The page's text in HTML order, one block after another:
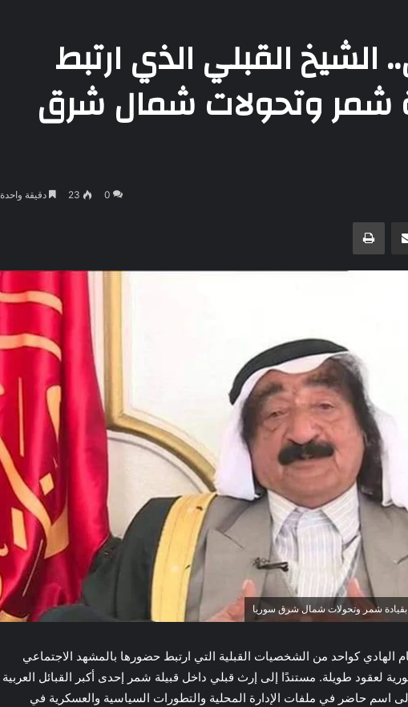
الشيخ القبلي الذي ارتبط
شمر وتحولات شمال شرق
0
23 دقيقة واحدة
مشاركة عبر البريد طباعة
بقيادة شمر وتحولات شمال شرق سوريا
الهادي كواحد من الشخصيات القبلية التي ارتبط حضورها بالمشهد الاجتماعي
لعقود طويلة. مستندًا إلى إرث قبلي داخل قبيلة شمر إحدى أكبر القبائل العربية
اسم حاضر في ملفات الإدارة المحلية والتطورات السياسية والعسكرية في